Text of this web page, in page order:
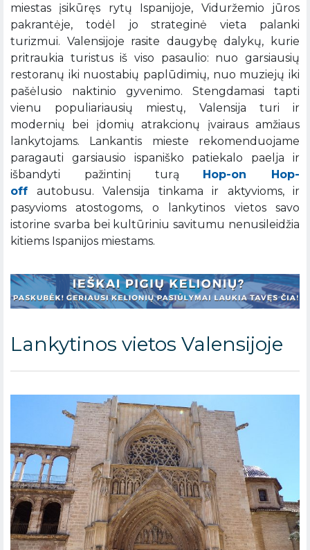
miestas įsikūręs rytų Ispanijoje, Viduržemio jūros
pakrantėje, todėl jo strateginė vieta palanki
turizmui. Valensijoje rasite daugybę dalykų, kurie
pritraukia turistus iš viso pasaulio: nuo garsiausių
restoranų iki nuostabių paplūdimių, nuo muziejų iki
pašėlusio naktinio gyvenimo. Stengdamasi tapti
vienu populiariausių miestų, Valensija turi ir
modernių bei įdomių atrakcionų įvairaus amžiaus
lankytojams. Lankantis mieste rekomenduojame
paragauti garsiausio ispaniško patiekalo paelja ir
išbandyti pažintinį turą Hop-on Hop-
off autobusu. Valensija tinkama ir aktyvioms, ir
pasyvioms atostogoms, o lankytinos vietos savo
istorine svarba bei kultūriniu savitumu nenusileidžia
kitiems Ispanijos miestams.
Lankytinos vietos Valensijoje